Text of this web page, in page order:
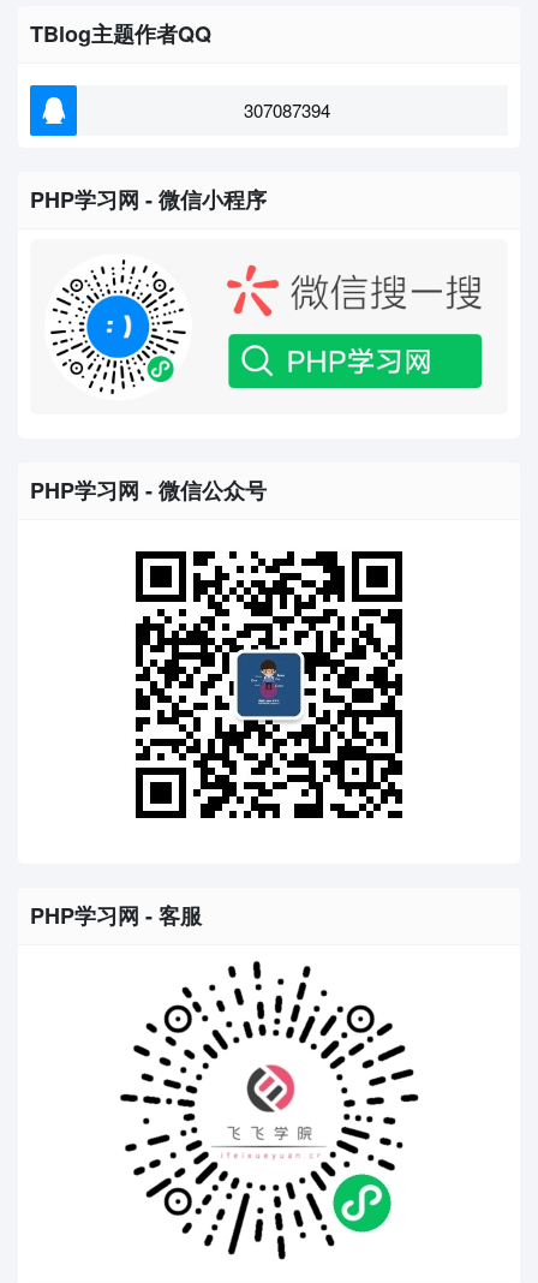
TBlog主题作者QQ
307087394
PHP学习网 - 微信小程序
PHP学习网 - 微信公众号
PHP学习网 - 客服